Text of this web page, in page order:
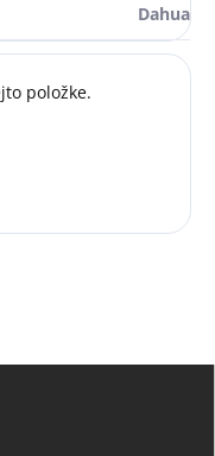
Dahua
položke.